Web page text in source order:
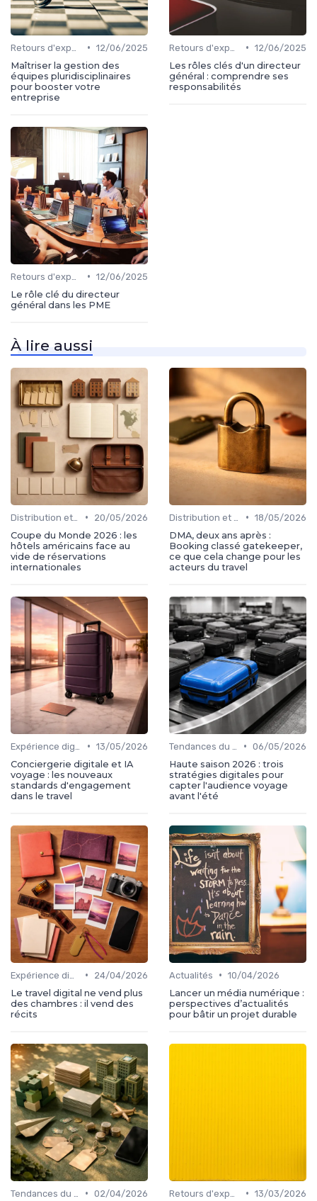
• 12/06/2025
Maîtriser la gestion des
équipes pluridisciplinaires
pour booster votre
entreprise
• 12/06/2025
Les rôles clés d'un directeur
général : comprendre ses
responsabilités
• 12/06/2025
Le rôle clé du directeur
général dans les PME
À lire aussi
•
20/05/2026
Coupe du Monde 2026 : les
hôtels américains face au
vide de réservations
internationales
• 18/05/2026
DMA, deux ans après :
Booking classé gatekeeper,
ce que cela change pour les
acteurs du travel
• 13/05/2026
Conciergerie digitale et IA
voyage : les nouveaux
standards d'engagement
dans le travel
• 06/05/2026
Haute saison 2026 : trois
stratégies digitales pour
capter l'audience voyage
avant l'été
•
24/04/2026
Le travel digital ne vend plus
des chambres : il vend des
récits
Actualités • 10/04/2026
Lancer un média numérique :
perspectives d’actualités
pour bâtir un projet durable
• 02/04/2026
• 13/03/2026